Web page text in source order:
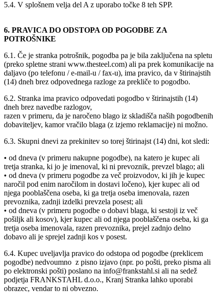
5.4. V splošnem velja del A z uporabo točke 8 teh SPP.
6. PRAVICA DO ODSTOPA OD POGODBE ZA
POTROŠNIKE
6.1. Če je stranka potrošnik, pogodba pa je bila zaključena na spletu
(preko spletne strani www.thesteel.com) ali pa prek komunikacije na
daljavo (po telefonu / e-mail-u / fax-u), ima pravico, da v štirinajstih
(14) dneh brez odpovednega razloge za prekliče to pogodbo.
6.2. Stranka ima pravico odpovedati pogodbo v štirinajstih (14)
dneh brez navedbe razlogov,
razen v primeru, da je naročeno blago iz skladišča naših pogodbenih
dobaviteljev, kamor vračilo blaga (z izjemo reklamacije) ni možno.
6.3. Skupni dnevi za prekinitev so torej štirinajst (14) dni, kot sledi:
• od dneva (v primeru nakupne pogodbe), na katero je kupec ali
tretja stranka, ki jo je imenoval, ki ni prevoznik, prevzel blago; ali
• od dneva (v primeru pogodbe za več proizvodov, ki jih je kupec
naročil pod enim naročilom in dostavi ločeno), kjer kupec ali od
njega pooblaščena oseba, ki ga tretja oseba imenovala, razen
prevoznika, zadnji izdelki prevzela posest; ali
• od dneva (v primeru pogodbe o dobavi blaga, ki sestoji iz več
pošiljk ali kosov), kjer kupec ali od njega pooblaščena oseba, ki ga
tretja oseba imenovala, razen prevoznika, prejel zadnjo delno
dobavo ali je sprejel zadnji kos v posest.
6.4. Kupec uveljavlja pravico do odstopa od pogodbe (preklicem
pogodbe) nedvoumno z pisno izjavo (npr. po pošti, preko pisma ali
po elektronski pošti) poslano na info@frankstahl.si ali na sedež
podjetja FRANKSTAHL d.o.o., Kranj Stranka lahko uporabi
obrazec, vendar to ni obvezno.